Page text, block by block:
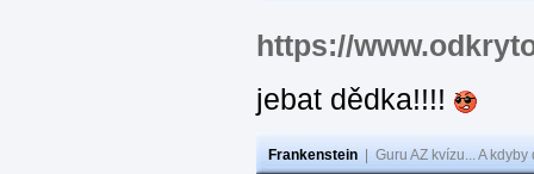
https://
jebat dědka!!!!
Frankenstein Guru AZ kvízu... A